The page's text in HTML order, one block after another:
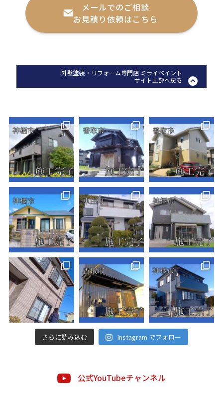
メールでのご相談
お見積り依頼はこちら
外壁塗装・リフォーム専門店 ミライペイント
サイト上部へ戻る
さらに読み込む Instagram でフォロー
公式YouTubeチャンネル